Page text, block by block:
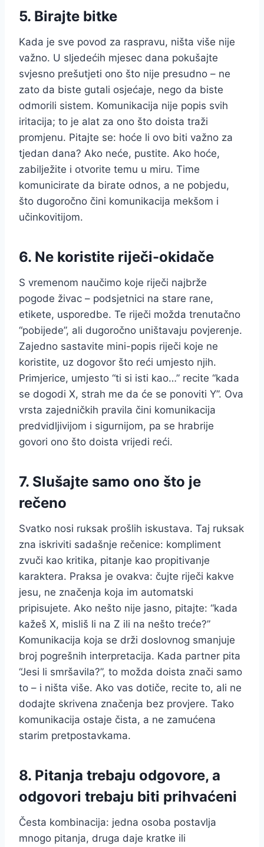
5. Birajte bitke
Kada je sve povod za raspravu, ništa više nije
važno. U sljedećih mjesec dana pokušajte
svjesno prešutjeti ono što nije presudno – ne
zato da biste gutali osjećaje, nego da biste
odmorili sistem. Komunikacija nije popis svih
iritacija; to je alat za ono što doista traži
promjenu. Pitajte se: hoće li ovo biti važno za
tjedan dana? Ako neće, pustite. Ako hoće,
zabilježite i otvorite temu u miru. Time
komunicirate da birate odnos, a ne pobjedu,
što dugoročno čini komunikacija mekšom i
učinkovitijom.
6. Ne koristite riječi-okidače
S vremenom naučimo koje riječi najbrže
pogode živac – podsjetnici na stare rane,
etikete, usporedbe. Te riječi možda trenutačno
“pobijede”, ali dugoročno uništavaju povjerenje.
Zajedno sastavite mini-popis riječi koje ne
koristite, uz dogovor što reći umjesto njih.
Primjerice, umjesto “ti si isti kao…” recite “kada
se dogodi X, strah me da će se ponoviti Y”. Ova
vrsta zajedničkih pravila čini komunikacija
predvidljivijom i sigurnijom, pa se hrabrije
govori ono što doista vrijedi reći.
7. Slušajte samo ono što je
rečeno
Svatko nosi ruksak prošlih iskustava. Taj ruksak
zna iskriviti sadašnje rečenice: kompliment
zvuči kao kritika, pitanje kao propitivanje
karaktera. Praksa je ovakva: čujte riječi kakve
jesu, ne značenja koja im automatski
pripisujete. Ako nešto nije jasno, pitajte: “kada
kažeš X, misliš li na Z ili na nešto treće?”
Komunikacija koja se drži doslovnog smanjuje
broj pogrešnih interpretacija. Kada partner pita
“Jesi li smršavila?”, to možda doista znači samo
to – i ništa više. Ako vas dotiče, recite to, ali ne
dodajte skrivena značenja bez provjere. Tako
komunikacija ostaje čista, a ne zamućena
starim pretpostavkama.
8. Pitanja trebaju odgovore, a
odgovori trebaju biti prihvaćeni
Česta kombinacija: jedna osoba postavlja
mnogo pitanja, druga daje kratke ili